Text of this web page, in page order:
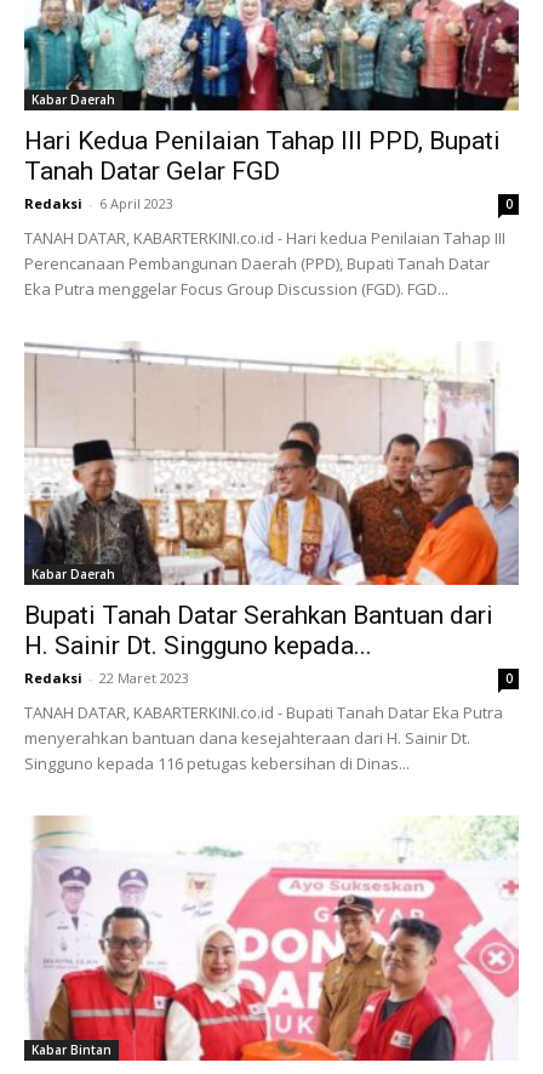
Kabar Daerah
Hari Kedua Penilaian Tahap III PPD, Bupati
Tanah Datar Gelar FGD
Redaksi - 6 April 2023 0
TANAH DATAR, KABARTERKINI.co.id - Hari kedua Penilaian Tahap III
Perencanaan Pembangunan Daerah (PPD), Bupati Tanah Datar
Eka Putra menggelar Focus Group Discussion (FGD). FGD...
Kabar Daerah
Bupati Tanah Datar Serahkan Bantuan dari
H. Sainir Dt. Singguno kepada...
Redaksi - 22 Maret 2023 0
TANAH DATAR, KABARTERKINI.co.id - Bupati Tanah Datar Eka Putra
menyerahkan bantuan dana kesejahteraan dari H. Sainir Dt.
Singguno kepada 116 petugas kebersihan di Dinas...
Kabar Bintan